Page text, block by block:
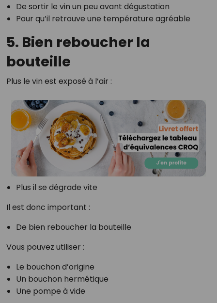
De sortir le vin un peu avant dégustation
Pour qu’il retrouve une température agréable
5. Bien reboucher la
bouteille
Plus le vin est exposé à l’air :
Plus il se dégrade vite
Il est donc important :
De bien reboucher la bouteille
Vous pouvez utiliser :
Le bouchon d’origine
Un bouchon hermétique
Une pompe à vide